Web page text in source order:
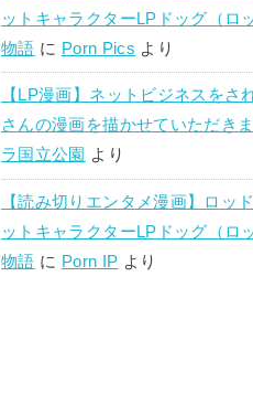
ットキャラクターLPドッグ（ロ
物語 に Porn Pics より
【LP漫画】ネットビジネスをさ
さんの漫画を描かせていただきま
ラ国立公園
より
【読み切りエンタメ漫画】ロッ
ットキャラクターLPドッグ（ロ
物語 に Porn IP より